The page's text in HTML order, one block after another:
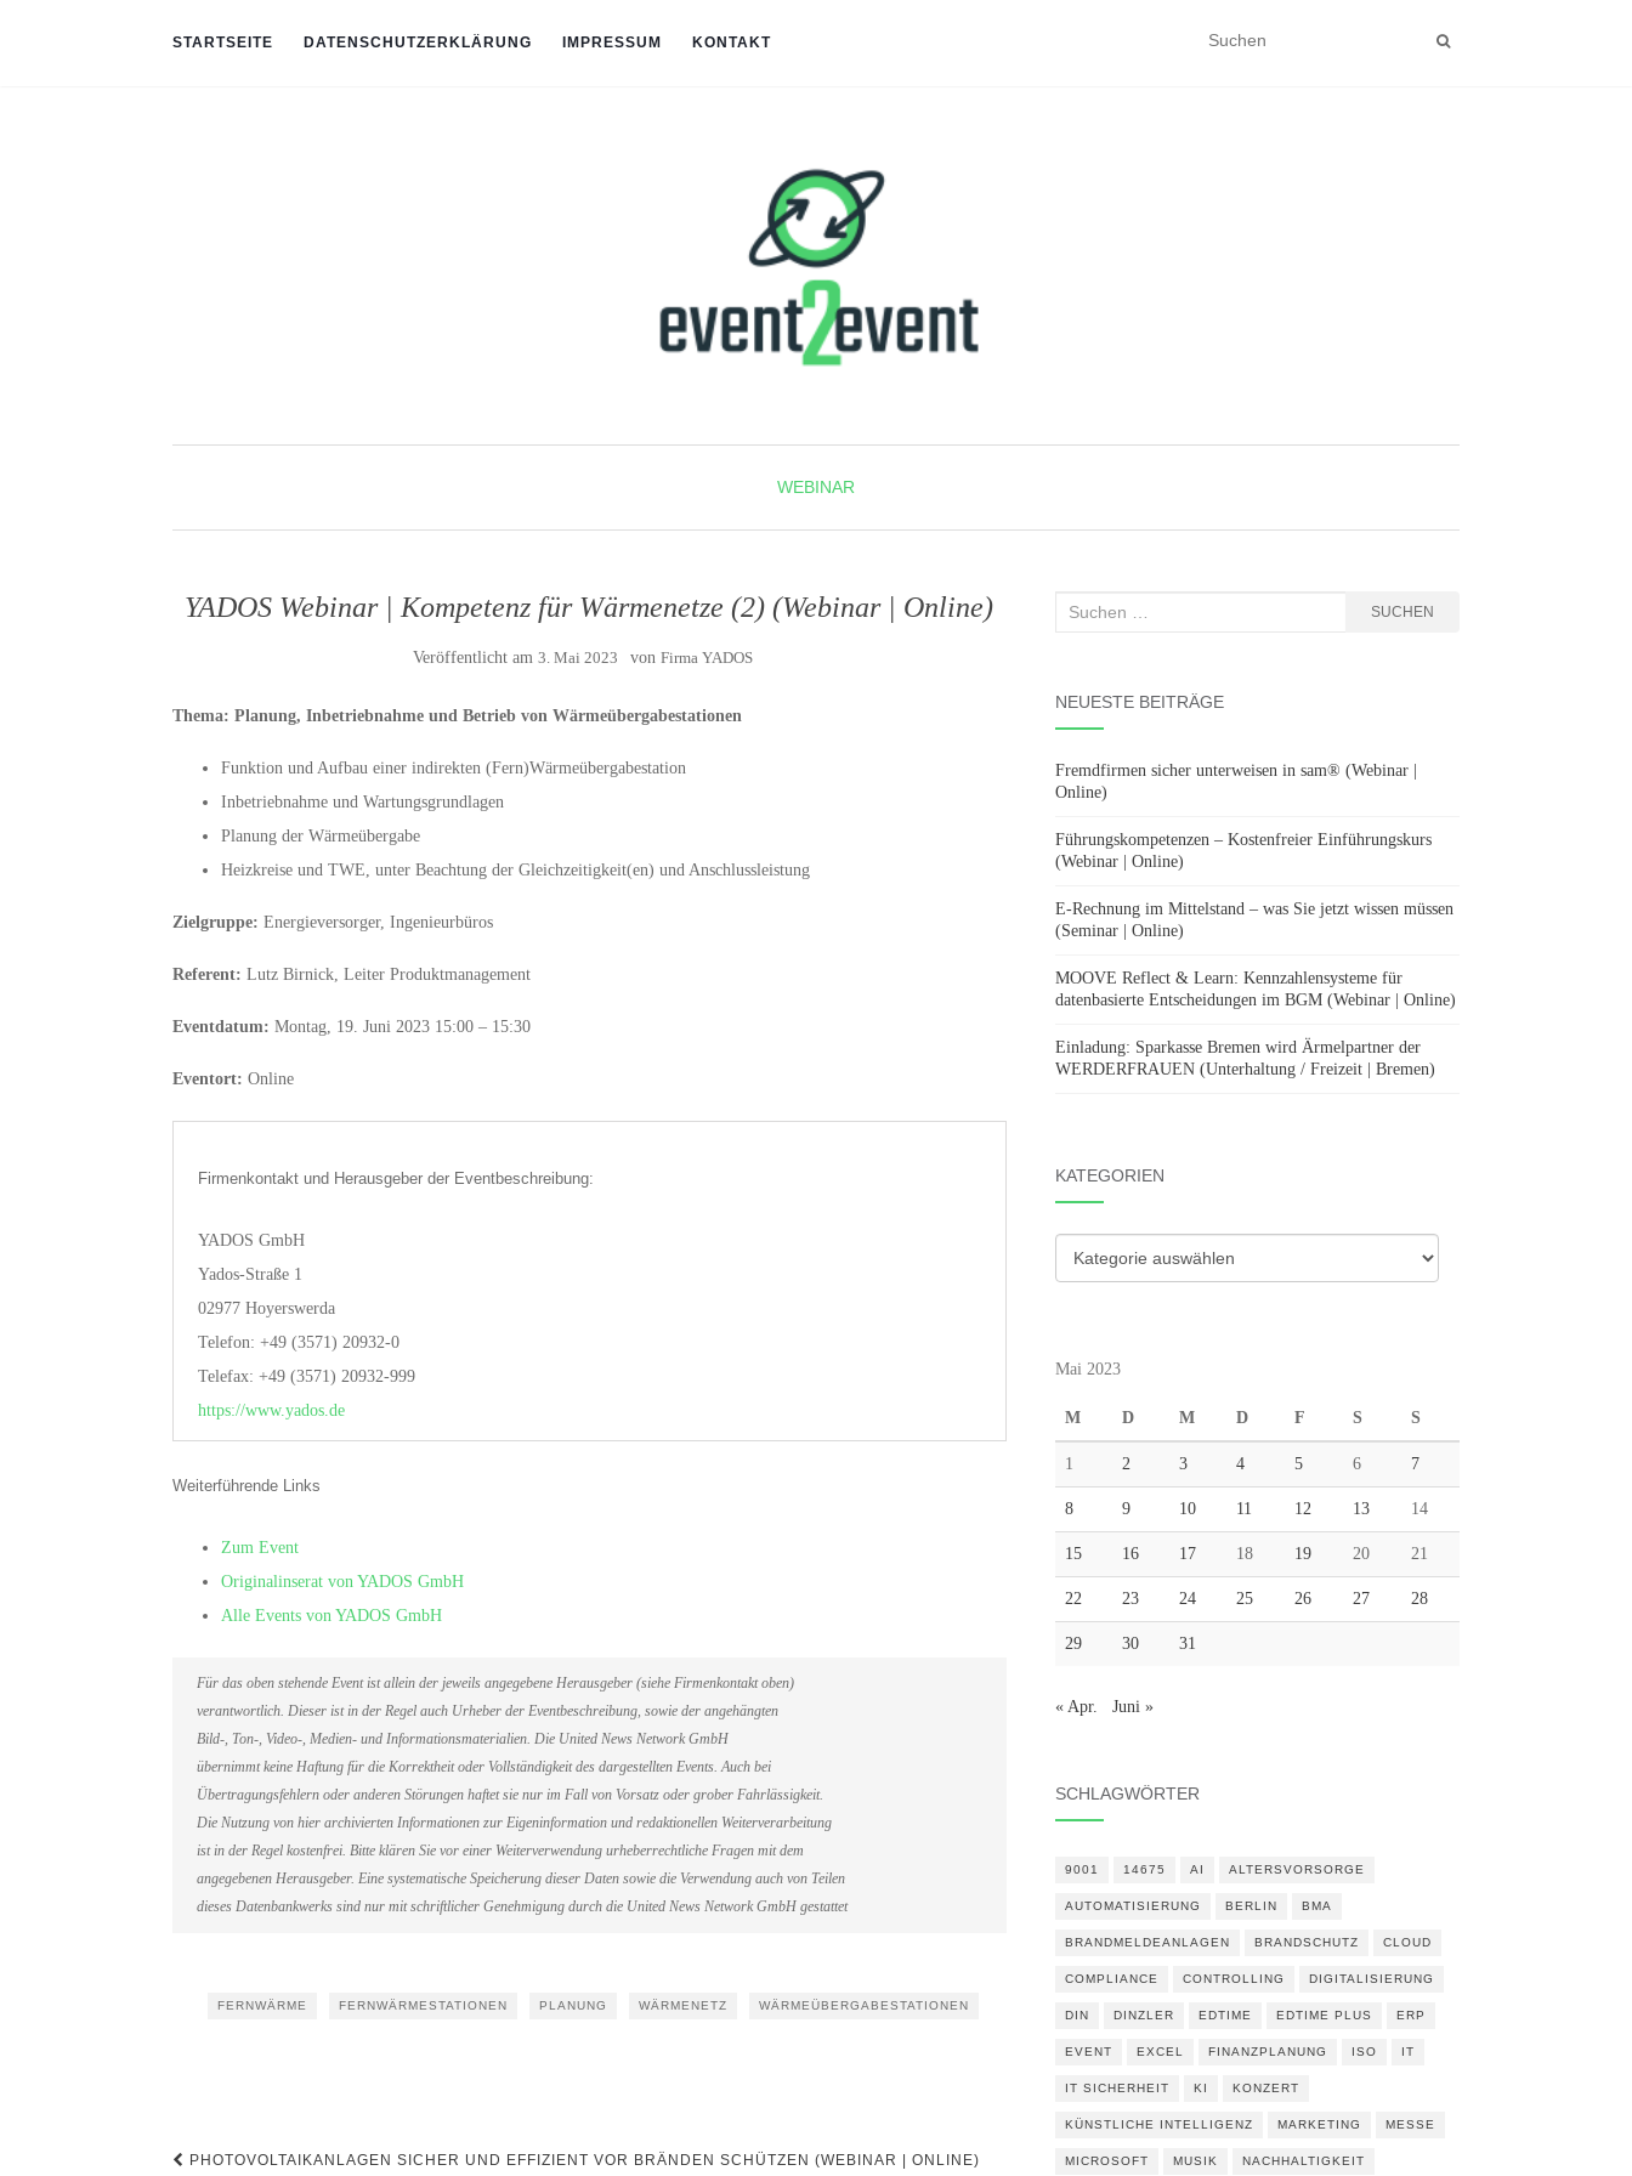
STARTSEITE DATENSCHUTZERKLÄRUNG IMPRESSUM KONTAKT
WEBINAR
YADOS Webinar | Kompetenz für Wärmenetze (2) (Webinar | Online)
Veröffentlicht am3. Mai 2023 vonFirma YADOS
Thema: Planung, Inbetriebnahme und Betrieb von Wärmeübergabestationen
Funktion und Aufbau einer indirekten (Fern)Wärmeübergabestation
Inbetriebnahme und Wartungsgrundlagen
Planung der Wärmeübergabe
Heizkreise und TWE, unter Beachtung der Gleichzeitigkeit(en) und Anschlussleistung
Zielgruppe: Energieversorger, Ingenieurbüros
Referent: Lutz Birnick, Leiter Produktmanagement
Eventdatum: Montag, 19. Juni 2023 15:00 – 15:30
Eventort: Online
Firmenkontakt und Herausgeber der Eventbeschreibung:
YADOS GmbH
Yados-Straße 1
02977 Hoyerswerda
Telefon: +49 (3571) 20932-0
Telefax: +49 (3571) 20932-999
https://www.yados.de
Weiterführende Links
Zum Event
Originalinserat von YADOS GmbH
Alle Events von YADOS GmbH
Für das oben stehende Event ist allein der jeweils angegebene Herausgeber (siehe Firmenkontakt oben)
verantwortlich. Dieser ist in der Regel auch Urheber der Eventbeschreibung, sowie der angehängten
Bild-, Ton-, Video-, Medien- und Informationsmaterialien. Die United News Network GmbH
übernimmt keine Haftung für die Korrektheit oder Vollständigkeit des dargestellten Events. Auch bei
Übertragungsfehlern oder anderen Störungen haftet sie nur im Fall von Vorsatz oder grober Fahrlässigkeit.
Die Nutzung von hier archivierten Informationen zur Eigeninformation und redaktionellen Weiterverarbeitung
ist in der Regel kostenfrei. Bitte klären Sie vor einer Weiterverwendung urheberrechtliche Fragen mit dem
angegebenen Herausgeber. Eine systematische Speicherung dieser Daten sowie die Verwendung auch von Teilen
dieses Datenbankwerks sind nur mit schriftlicher Genehmigung durch die United News Network GmbH gestattet
FERNWÄRME FERNWÄRMESTATIONEN PLANUNG WÄRMENETZ WÄRMEÜBERGABESTATIONEN
Beitragsnavigation
PHOTOVOLTAIKANLAGEN SICHER UND EFFIZIENT VOR BRÄNDEN SCHÜTZEN (WEBINAR | ONLINE)
Suchen
SUCHEN
NEUESTE BEITRÄGE
Fremdfirmen sicher unterweisen in sam® (Webinar |
Online)
Führungskompetenzen – Kostenfreier Einführungskurs
(Webinar | Online)
E-Rechnung im Mittelstand – was Sie jetzt wissen müssen
(Seminar | Online)
MOOVE Reflect & Learn: Kennzahlensysteme für
datenbasierte Entscheidungen im BGM (Webinar | Online)
Einladung: Sparkasse Bremen wird Ärmelpartner der
WERDERFRAUEN (Unterhaltung / Freizeit | Bremen)
KATEGORIEN
Kategorien
Mai 2023
M D M D F S S
1 2 3 4 5 6 7
8 9 10 11 12 13 14
15 16 17 18 19 20 21
22 23 24 25 26 27 28
29 30 31
« Apr. Juni »
SCHLAGWÖRTER
9001 14675 AI ALTERSVORSORGE
AUTOMATISIERUNG BERLIN BMA
BRANDMELDEANLAGEN BRANDSCHUTZ CLOUD
COMPLIANCE CONTROLLING DIGITALISIERUNG
DIN DINZLER EDTIME EDTIME PLUS ERP
EVENT EXCEL FINANZPLANUNG ISO IT
IT SICHERHEIT KI KONZERT
KÜNSTLICHE INTELLIGENZ MARKETING MESSE
MICROSOFT MUSIK NACHHALTIGKEIT